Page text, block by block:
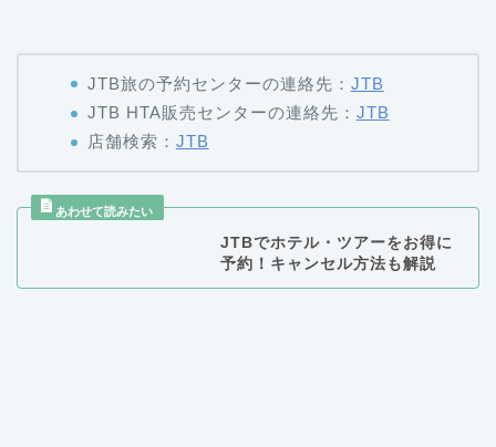
JTB旅の予約センターの連絡先： JTB
JTB HTA販売センターの連絡先： JTB
店舗検索： JTB
JTBでホテル・ツアーをお得に
予約！キャンセル方法も解説